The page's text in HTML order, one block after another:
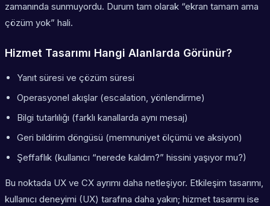
zamanında sunmuyordu. Durum tam olarak “ekran tamam ama
çözüm yok” hali.
Hizmet Tasarımı Hangi Alanlarda Görünür?
Yanıt süresi ve çözüm süresi
Operasyonel akışlar (escalation, yönlendirme)
Bilgi tutarlılığı (farklı kanallarda aynı mesaj)
Geri bildirim döngüsü (memnuniyet ölçümü ve aksiyon)
Şeffaflık (kullanıcı “nerede kaldım?” hissini yaşıyor mu?)
Bu noktada UX ve CX ayrımı daha netleşiyor. Etkileşim tasarımı,
kullanıcı deneyimi (UX) tarafına daha yakın; hizmet tasarımı ise